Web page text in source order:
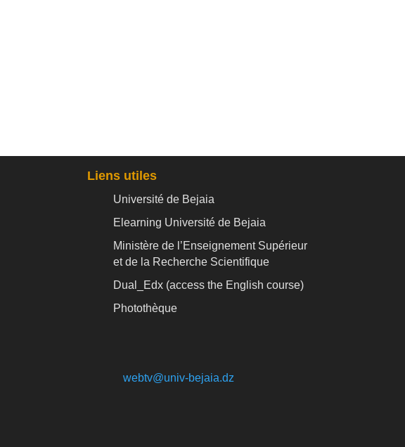
Liens utiles
Université de Bejaia
Elearning Université de Bejaia
Ministère de l’Enseignement Supérieur
et de la Recherche Scientifique
Dual_Edx (access the English course)
Photothèque
webtv@univ-bejaia.dz